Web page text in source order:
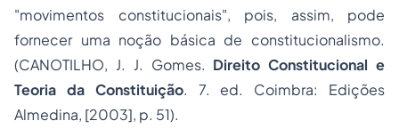
"movimentos constitucionais", pois, assim, pode
fornecer uma noção básica de constitucionalismo.
(CANOTILHO, J. J. Gomes. Direito Constitucional e
Teoria da Constituição. 7. ed. Coimbra: Edições
Almedina, [2003], p. 51).